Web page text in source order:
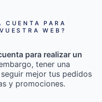
CUENTA PARA
WEB?
para realizar un
tener una
mejor tus pedidos
y promociones.